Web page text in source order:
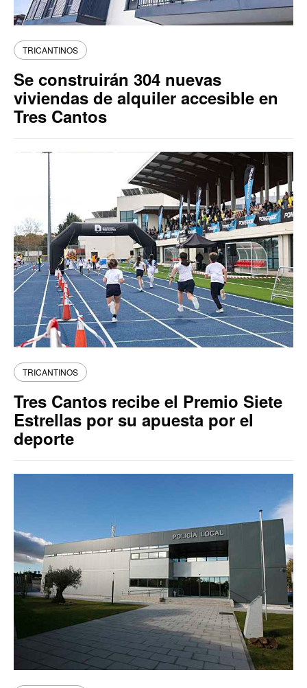
TRICANTINOS
Se construirán 304 nuevas
viviendas de alquiler accesible en
Tres Cantos
TRICANTINOS
Tres Cantos recibe el Premio Siete
Estrellas por su apuesta por el
deporte